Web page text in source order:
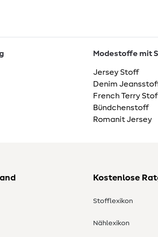
Modestoffe mit
Jersey Stoff
Denim
French Terry
Bündchenstoff
Romanit Jersey
Kostenlose
Stofflexikon
Nählexikon